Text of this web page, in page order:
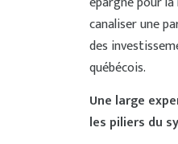
canaliser une
des
québécois.
Une large
les piliers du